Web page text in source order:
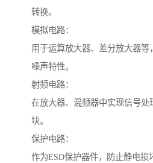
转换。
模拟电路：
用于运算放大器、差分放大器
噪声特性。
射频电路：
在放大器、混频器中实现信号处
块。
保护电路：
作为ESD保护器件，防止静电损